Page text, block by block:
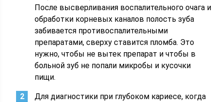
После высверливания воспалительного очага и
обработки корневых каналов полость зуба
забивается противоспалительными
препаратами, сверху ставится пломба. Это
нужно, чтобы не вытек препарат и чтобы в
больной зуб не попали микробы и кусочки
пищи.
Для диагностики при глубоком кариесе, когда